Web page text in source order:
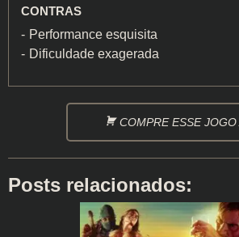
CONTRAS
Performance esquisita
Dificuldade exagerada
COMPRE ESSE JOGO
Posts relacionados: